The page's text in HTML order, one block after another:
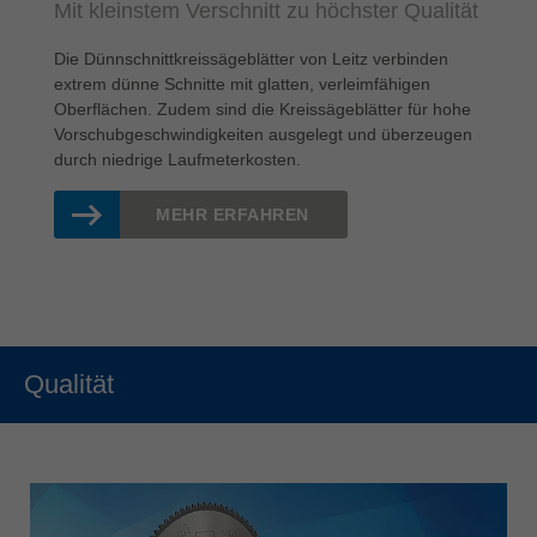
Mit kleinstem Verschnitt zu höchster Qualität
Die Dünnschnittkreissägeblätter von Leitz verbinden
extrem dünne Schnitte mit glatten, verleimfähigen
Oberflächen. Zudem sind die Kreissägeblätter für hohe
Vorschubgeschwindigkeiten ausgelegt und überzeugen
durch niedrige Laufmeterkosten.
MEHR ERFAHREN
Qualität